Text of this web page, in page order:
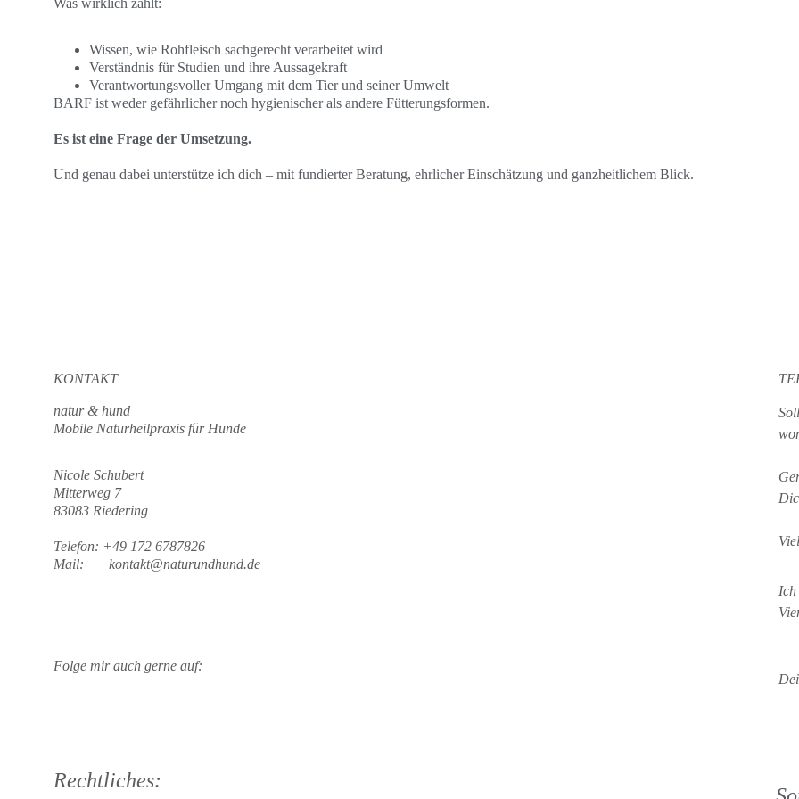
Was wirklich zählt:
Wissen, wie Rohfleisch sachgerecht verarbeitet wird
Verständnis für Studien und ihre Aussagekraft
Verantwortungsvoller Umgang mit dem Tier und seiner Umwelt
BARF ist weder gefährlicher noch hygienischer als andere Fütterungsformen.
Es ist eine Frage der Umsetzung.
Und genau dabei unterstütze ich dich – mit fundierter Beratung, ehrlicher Einschätzung und ganzheitlichem Blick.
KONTAKT
natur & hund
Mobile Naturheilpraxis für Hunde
Nicole Schubert
Mitterweg 7
83083 Riedering
Telefon: +49 172 6787826
Mail:       kontakt@naturundhund.de
Folge mir auch gerne auf:
Rechtliches: